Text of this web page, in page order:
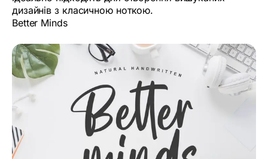
дизайнів з класичною ноткою.
Better Minds